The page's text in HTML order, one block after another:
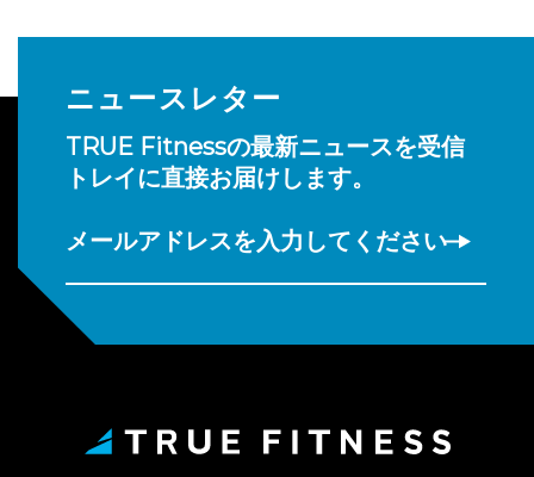
ニュースレター
TRUE Fitnessの最新ニュースを受信
トレイに直接お届けします。
メールアドレスを入力してください